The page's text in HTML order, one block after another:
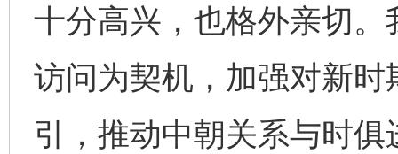
十分高兴，也格外亲切
访问为契机，加强对新
引，推动中朝关系与时